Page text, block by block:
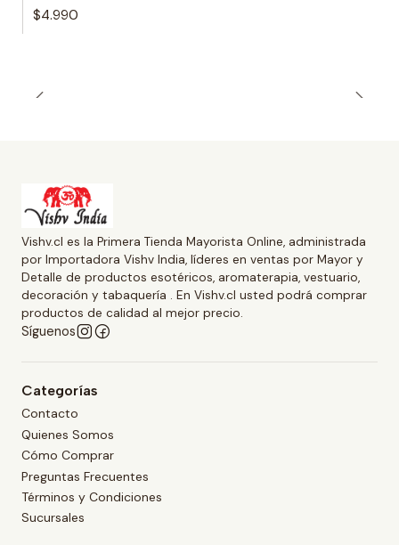
$4.990
Vishv.cl es la Primera Tienda Mayorista Online, administrada
por Importadora Vishv India, líderes en ventas por Mayor y
Detalle de productos esotéricos, aromaterapia, vestuario,
decoración y tabaquería . En Vishv.cl usted podrá comprar
productos de calidad al mejor precio.
Síguenos
Categorías
Contacto
Quienes Somos
Cómo Comprar
Preguntas Frecuentes
Términos y Condiciones
Sucursales